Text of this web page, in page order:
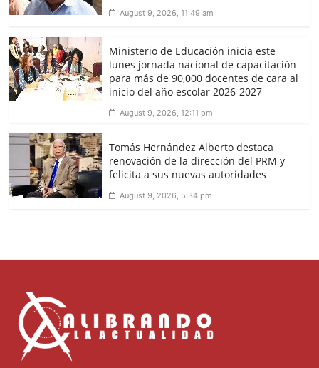
August 9, 2026, 11:49 am
Ministerio de Educación inicia este
lunes jornada nacional de capacitación
para más de 90,000 docentes de cara al
inicio del año escolar 2026-2027
August 9, 2026, 12:11 pm
Tomás Hernández Alberto destaca
renovación de la dirección del PRM y
felicita a sus nuevas autoridades
August 9, 2026, 5:34 pm